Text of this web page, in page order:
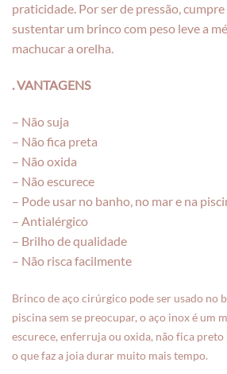
praticidade. Por ser de pressão,
sustentar um brinco com peso leve a
machucar a orelha.
. VANTAGENS
– Não suja
– Não fica preta
– Não oxida
– Não escurece
– Pode usar no banho, no mar e na
– Antialérgico
– Brilho de qualidade
– Não risca facilmente
Brinco de aço cirúrgico pode ser usado no
piscina sem se preocupar, o aço inox é um
escurece, enferruja ou oxida, não fica preto
o que faz a joia durar muito mais tempo.